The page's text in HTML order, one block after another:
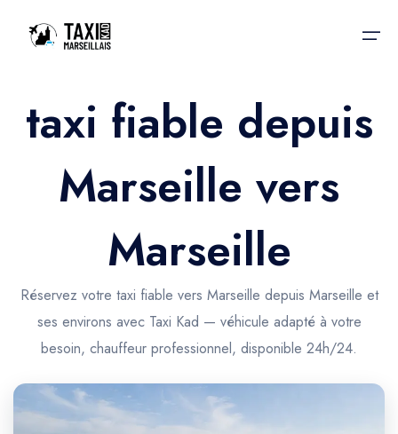
Accueil
Nos services
Nos services
Trajet Gare SNCF
Trajet Port croisière
Trajet Séminaire
Trajet Santé
Trajet Longue Distance
Réservation
Actualités & évènements
Contactez-nous
taxi fiable depuis
Marseille vers
Marseille
Réservez votre taxi fiable vers Marseille depuis Marseille et
ses environs avec Taxi Kad — véhicule adapté à votre
besoin, chauffeur professionnel, disponible 24h/24.